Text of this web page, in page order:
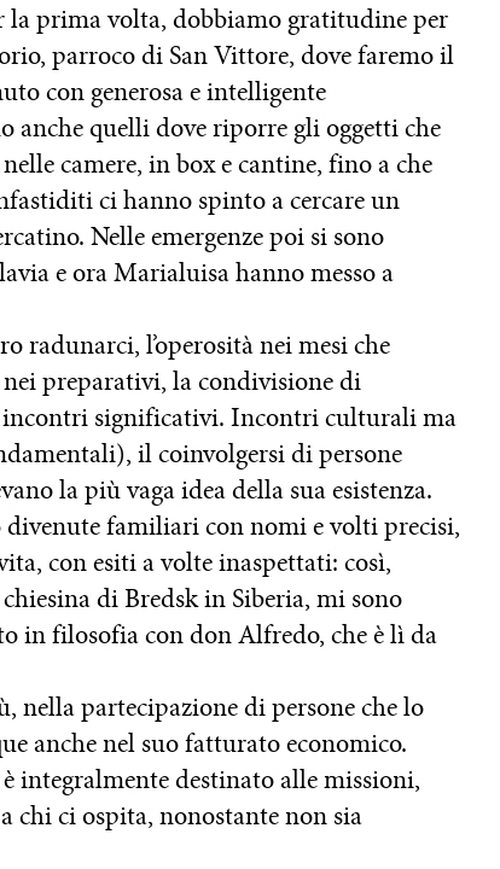
la prima volta, dobbiamo gratitudine per
parroco di San Vittore, dove faremo il
con generosa e intelligente
anche quelli dove riporre gli oggetti che
camere, in box e cantine, fino a che
ci hanno spinto a cercare un
Nelle emergenze poi si sono
e ora Marialuisa hanno messo a
radunarci, l’operosità nei mesi che
preparativi, la condivisione di
significativi. Incontri culturali ma
il coinvolgersi di persone
la più vaga idea della sua esistenza.
divenute familiari con nomi e volti precisi,
con esiti a volte inaspettati: così,
di Bredsk in Siberia, mi sono
in filosofia con don Alfredo, che è lì da
nella partecipazione di persone che lo
anche nel suo fatturato economico.
integralmente destinato alle missioni,
chi ci ospita, nonostante non sia